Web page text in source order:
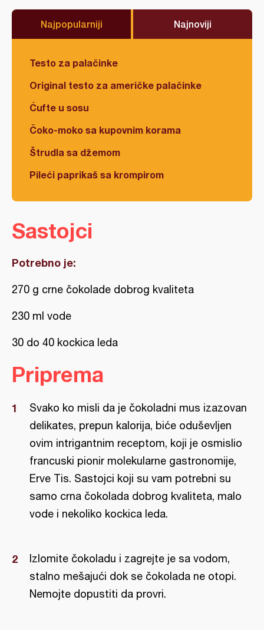
Najpopularniji Najnoviji
Testo za palačinke
Original testo za američke palačinke
Ćufte u sosu
Čoko-moko sa kupovnim korama
Štrudla sa džemom
Pileći paprikaš sa krompirom
Sastojci
Potrebno je:
270 g crne čokolade dobrog kvaliteta
230 ml vode
30 do 40 kockica leda
Priprema
Svako ko misli da je čokoladni mus izazovan
delikates, prepun kalorija, biće oduševljen
ovim intrigantnim receptom, koji je osmislio
francuski pionir molekularne gastronomije,
Erve Tis. Sastojci koji su vam potrebni su
samo crna čokolada dobrog kvaliteta, malo
vode i nekoliko kockica leda.
Izlomite čokoladu i zagrejte je sa vodom,
stalno mešajući dok se čokolada ne otopi.
Nemojte dopustiti da provri.